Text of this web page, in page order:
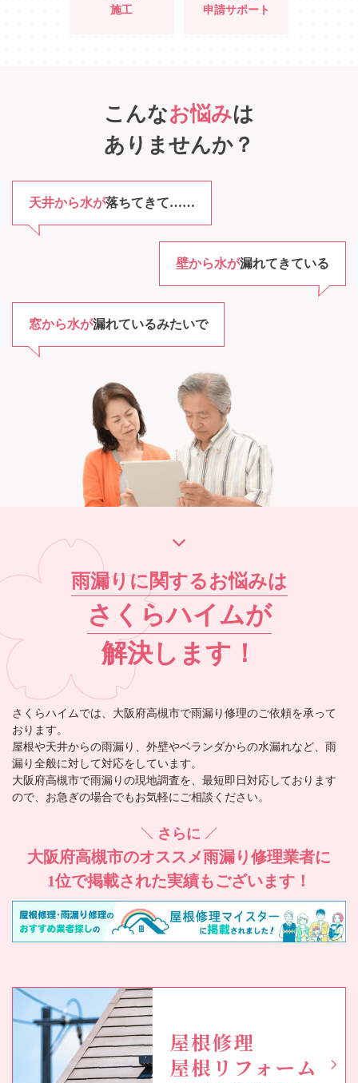
施工
申請サポート
こんなお悩みは
ありませんか？
天井から水が落ちてきて……
壁から水が漏れてきている
窓から水が漏れているみたいで
雨漏りに関するお悩みは
さくらハイムが
解決します！
さくらハイムでは、大阪府高槻市で雨漏り修理のご依頼を承って
おります。
屋根や天井からの雨漏り、外壁やベランダからの水漏れなど、雨
漏り全般に対して対応をしています。
大阪府高槻市で雨漏りの現地調査を、最短即日対応しております
ので、お急ぎの場合でもお気軽にご相談ください。
さらに
大阪府高槻市のオススメ雨漏り修理業者に
1位で掲載された実績もございます！